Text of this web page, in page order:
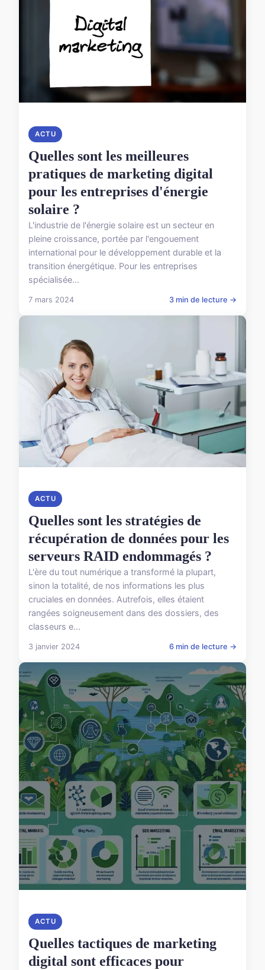
ACTU
Quelles sont les meilleures
pratiques de marketing digital
pour les entreprises d'énergie
solaire ?
L'industrie de l'énergie solaire est un secteur en
pleine croissance, portée par l'engouement
international pour le développement durable et la
transition énergétique. Pour les entreprises
spécialisée...
7 mars 2024 3 min de lecture →
ACTU
Quelles sont les stratégies de
récupération de données pour les
serveurs RAID endommagés ?
L'ère du tout numérique a transformé la plupart,
sinon la totalité, de nos informations les plus
cruciales en données. Autrefois, elles étaient
rangées soigneusement dans des dossiers, des
classeurs e...
3 janvier 2024 6 min de lecture →
ACTU
Quelles tactiques de marketing
digital sont efficaces pour